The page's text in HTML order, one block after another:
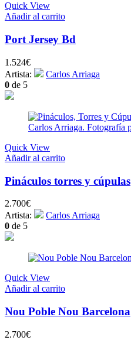
Quick View
Añadir al carrito
Port Jersey Bd
1.524€
Artista:
Carlos Arriaga
0 de 5
Quick View
Añadir al carrito
Pináculos torres y cúpulas
2.700€
Artista:
Carlos Arriaga
0 de 5
Quick View
Añadir al carrito
Nou Poble Nou Barcelona
2.700€